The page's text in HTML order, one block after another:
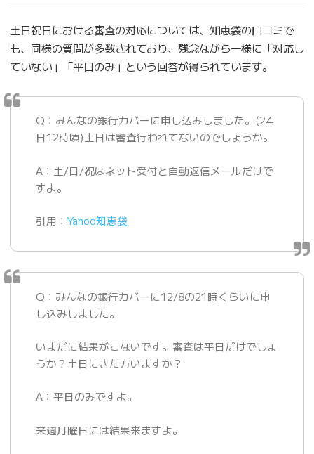
土日祝日における審査の対応については、知恵袋の口コミで
も、同様の質問が多数されており、残念ながら一様に「対応し
ていない」「平日のみ」という回答が得られています。
Q：みんなの銀行カバーに申し込みしました。(24
日12時頃)土日は審査行われてないのでしょうか。
A：土/日/祝はネット受付と自動返信メールだけで
すよ。
引用：Yahoo知恵袋
Q：みんなの銀行カバーに12/8の21時くらいに申
し込みしました。
いまだに結果がこないです。審査は平日だけでしょ
うか？土日にきた方いますか？
A：平日のみですよ。
来週月曜日には結果来ますよ。